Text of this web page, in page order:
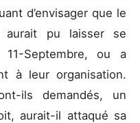
d’envisager que le
aurait pu laisser se
Septembre, ou a
à leur organisation.
ils demandés, un
aurait-il attaqué sa